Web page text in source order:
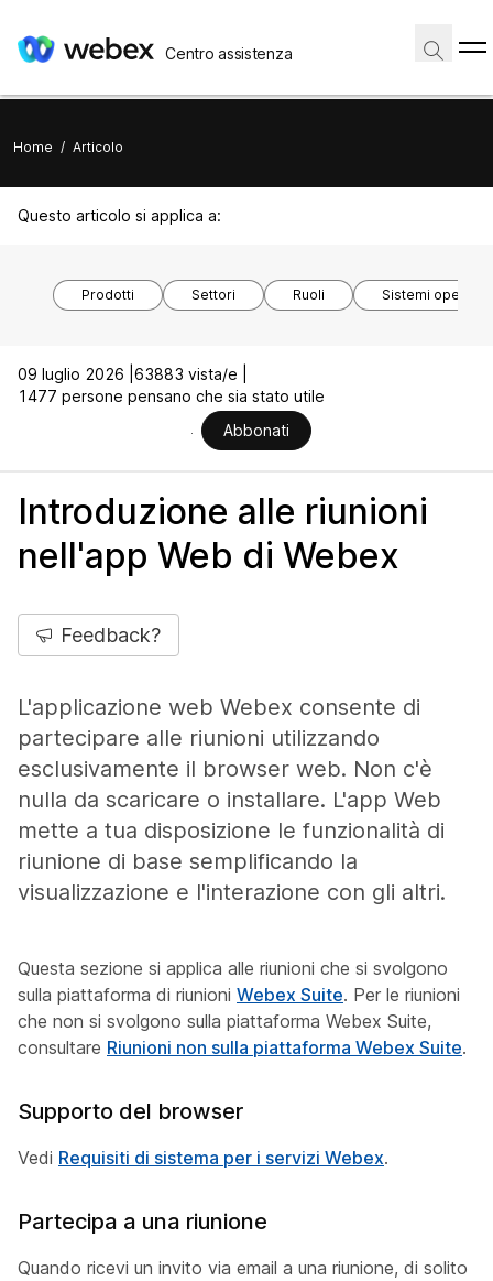
Centro assistenza
Home / Articolo
Questo articolo si applica a:
Prodotti Settori Ruoli Sistemi operativi
09 luglio 2026 | 63883 vista/e |
1477 persone pensano che sia stato utile
Abbonati
Introduzione alle riunioni
nell'app Web di Webex
Feedback?
L'applicazione web Webex consente di
partecipare alle riunioni utilizzando
esclusivamente il browser web. Non c'è
nulla da scaricare o installare. L'app Web
mette a tua disposizione le funzionalità di
riunione di base semplificando la
visualizzazione e l'interazione con gli altri.
Questa sezione si applica alle riunioni che si svolgono
sulla piattaforma di riunioni Webex Suite. Per le riunioni
che non si svolgono sulla piattaforma Webex Suite,
consultare Riunioni non sulla piattaforma Webex Suite.
Supporto del browser
Vedi Requisiti di sistema per i servizi Webex.
Partecipa a una riunione
Quando ricevi un invito via email a una riunione, di solito